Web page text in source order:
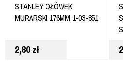
STANLEY OŁÓWEK
MURARSKI 176MM 1-03-851
2,80 zł